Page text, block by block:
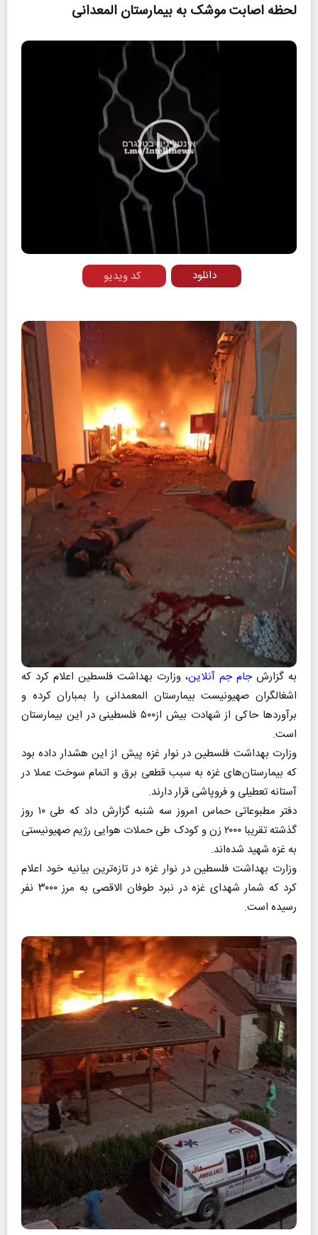
لحظه اصابت موشک به بیمارستان المعدانی
Play
Video
کد ویدیو دانلود
به گزارشجام جم آنلاین، وزارت بهداشت فلسطین اعلام کرد که
اشغالگران صهیونیست بیمارستان المعمدانی را بمباران کرده و
برآوردها حاکی از شهادت بیش از۵۰۰ فلسطینی در این بیمارستان
است.
وزارت بهداشت فلسطین در نوار غزه پیش از این هشدار داده بود
که بیمارستان‌های غزه به سبب قطعی برق و اتمام سوخت عملا در
آستانه تعطیلی و فروپاشی قرار دارند.
دفتر مطبوعاتی حماس امروز سه شنبه گزارش داد که طی ۱۰ روز
گذشته تقریبا ۲۰۰۰ زن و کودک طی حملات هوایی رژیم صهیونیستی
به غزه شهید شده‌اند.
وزارت بهداشت فلسطین در نوار غزه در تازه‌ترین بیانیه خود اعلام
کرد که شمار شهدای غزه در نبرد طوفان الاقصی به مرز ۳۰۰۰ نفر
رسیده است.